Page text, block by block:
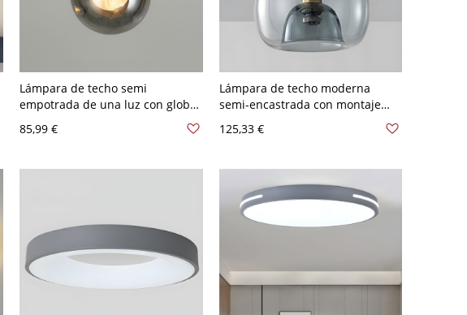
Lámpara de techo semi
empotrada de una luz con globo
moderno en cromo y pantalla de
vidrio transparente - 110 A 120 V
85,99 €
Lámpara de techo moderna
semi-encastrada con montaje
dorado geométrico y pantalla de
vidrio transparente - 110 A 120 V
125,33 €